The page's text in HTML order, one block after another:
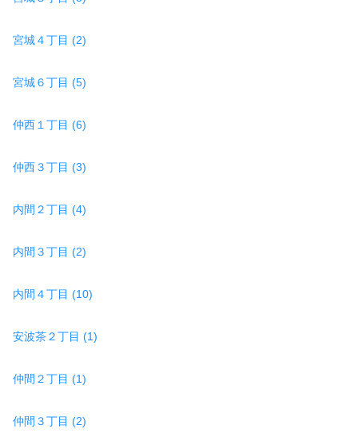
宮城４丁目 (2)
宮城６丁目 (5)
仲西１丁目 (6)
仲西３丁目 (3)
内間２丁目 (4)
内間３丁目 (2)
内間４丁目 (10)
安波茶２丁目 (1)
仲間２丁目 (1)
仲間３丁目 (2)